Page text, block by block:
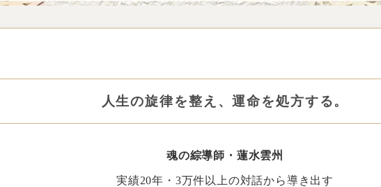
人生の旋律を整え、運命を処方する。
魂の綜導師・蓮水雲州
実績20年・3万件以上の対話から導き出す